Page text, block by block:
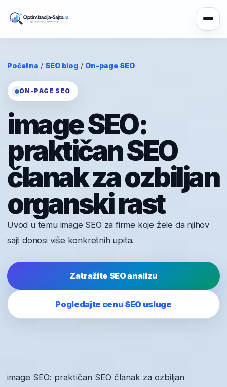
Početna / SEO blog / On-page SEO
ON-PAGE SEO
image SEO:
praktičan SEO
članak za ozbiljan
organski rast
Uvod u temu image SEO za firme koje žele da njihov
sajt donosi više konkretnih upita.
Zatražite SEO analizu
Pogledajte cenu SEO usluge
image SEO: praktičan SEO članak za ozbiljan